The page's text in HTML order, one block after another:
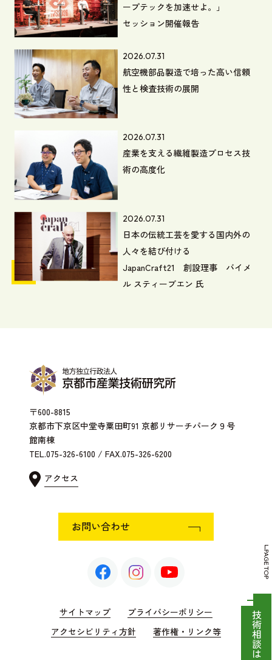
ープテックを加速せよ。」
セッション開催報告
2026.07.31
航空機部品製造で培った高い信頼
性と検査技術の展開
2026.07.31
産業を支える繊維製造プロセス技
術の高度化
2026.07.31
日本の伝統工芸を愛する国内外の
人々を結び付ける
JapanCraft21 創設理事 バイメ
ル スティーブエン 氏
〒600-8815
京都市下京区中堂寺粟田町91 京都リサーチパーク９号
館南棟
TEL.075-326-6100 / FAX.075-326-6200
アクセス
お問い合わせ
サイトマップ
プライバシーポリシー
アクセシビリティ方針
著作権・リンク等
PAGE TOP